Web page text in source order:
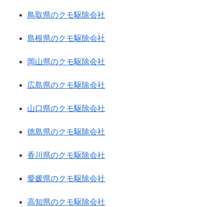
鳥取県のクモ駆除会社
島根県のクモ駆除会社
岡山県のクモ駆除会社
広島県のクモ駆除会社
山口県のクモ駆除会社
徳島県のクモ駆除会社
香川県のクモ駆除会社
愛媛県のクモ駆除会社
高知県のクモ駆除会社